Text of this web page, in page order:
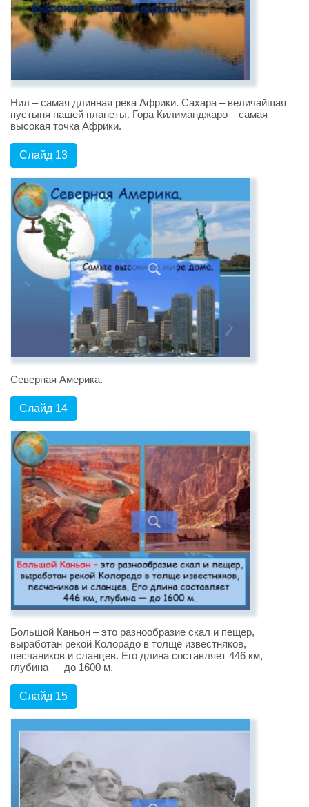
Нил – самая длинная река Африки. Сахара – величайшая
пустыня нашей планеты. Гора Килиманджаро – самая
высокая точка Африки.
Слайд 13
Северная Америка.
Слайд 14
Большой Каньон – это разнообразие скал и пещер,
выработан рекой Колорадо в толще известняков,
песчаников и сланцев. Его длина составляет 446 км,
глубина — до 1600 м.
Слайд 15